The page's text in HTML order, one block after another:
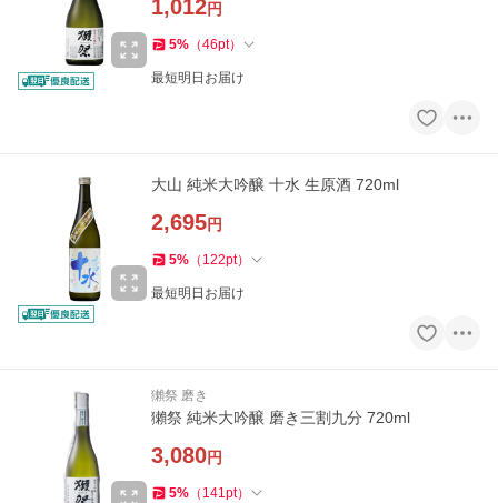
1,012円
5% （46pt）
最短明日お届け
大山 純米大吟醸 十水 生原酒 720ml
2,695円
5% （ 122pt）
最短明日お届け
獺祭 磨き
獺祭 純米大吟醸 磨き三割九分 720ml
3,080円
5% （ 141pt）